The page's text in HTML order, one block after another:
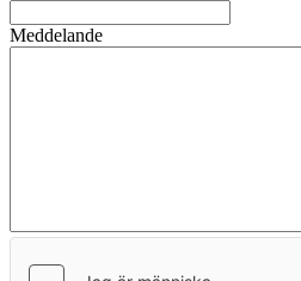
Meddelande